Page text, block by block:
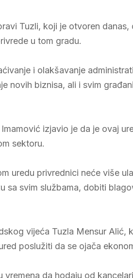
Tuzli, koji je otvoren
u tom gradu.
i olakšavanje
novih biznisa, ali i svim
izjavio je da je ovaj
sektoru.
uredu privrednici neće više
sa svim službama, dobiti
vijeća Tuzla Mensur Alić,
poslužiti da se ojača
da hodaju od